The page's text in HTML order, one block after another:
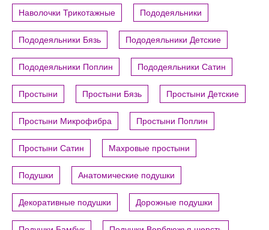
Наволочки Трикотажные Пододеяльники
Пододеяльники Бязь Пододеяльники Детские
Пододеяльники Поплин Пододеяльники Сатин
Простыни Простыни Бязь Простыни Детские
Простыни Микрофибра Простыни Поплин
Простыни Сатин Махровые простыни
Подушки Анатомические подушки
Декоративные подушки Дорожные подушки